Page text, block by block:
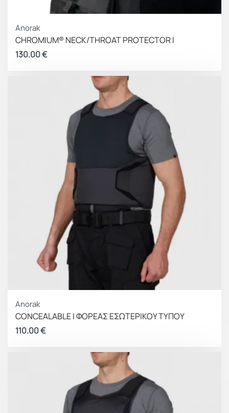
Anorak
CHROMIUM® NECK/THROAT PROTECTOR I
130.00€
Anorak
CONCEALABLE I ΦΟΡΕΑΣ ΕΣΩΤΕΡΙΚΟΥ ΤΥΠΟΥ
110.00€